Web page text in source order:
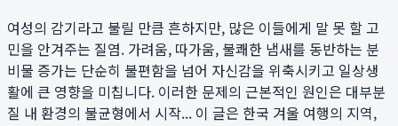
여성의 감기라고 불릴 만큼 흔하지만, 많은 이들에게 말 못 할 고
민을 안겨주는 질염. 가려움, 따가움, 불쾌한 냄새를 동반하는 분
비물 증가는 단순히 불편함을 넘어 자신감을 위축시키고 일상생
활에 큰 영향을 미칩니다. 이러한 문제의 근본적인 원인은 대부분
질 내 환경의 불균형에서 시작... 이 글은 한국 겨울 여행의 지역,